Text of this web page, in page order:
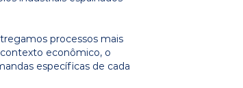
processos mais
econômico, o
específicas de cada